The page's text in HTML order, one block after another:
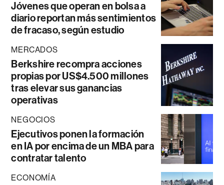
Jóvenes que operan en bolsa a
diario reportan más sentimientos
de fracaso, según estudio
MERCADOS
Berkshire recompra acciones
propias por US$4.500 millones
tras elevar sus ganancias
operativas
NEGOCIOS
Ejecutivos ponen la formación
en IA por encima de un MBA para
contratar talento
ECONOMÍA